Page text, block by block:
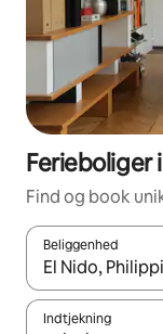
Ferieboliger
Find og book
Beliggenhed
Når
Indtjekning